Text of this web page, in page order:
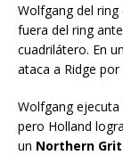
Wolfgang del ring
fuera del ring
cuadrilátero. En
ataca a Ridge
Wolfgang ejecuta
pero Holland
un Northern Grit